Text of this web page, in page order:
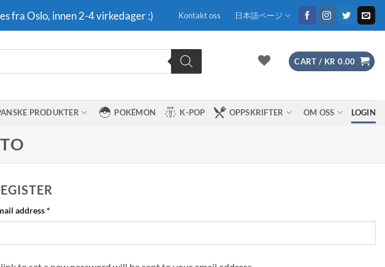
fra Oslo, innen 2-4 virkedager :) Kontakt oss 日本語ページ
CART / KR 0.00
PRODUKTER POKÉMON K-POP OPPSKRIFTER OM OSS LOGIN
address*